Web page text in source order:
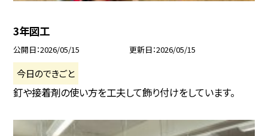
3年図工
公開日 2026/05/15 更新日 2026/05/15
今日のできごと
釘や接着剤の使い方を工夫して飾り付けをしています。